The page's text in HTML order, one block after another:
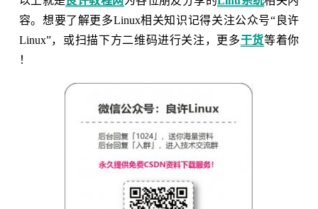
容。想要了解更多Linux相关知识记得关注公众号“良许
Linux”，或扫描下方二维码进行关注，更多干货等着你
！